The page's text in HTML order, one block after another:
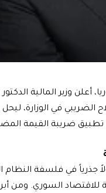
وزير المالية
في الوزارة،
جذرياً في فلسفة النظام
للاقتصاد السوري. ومن